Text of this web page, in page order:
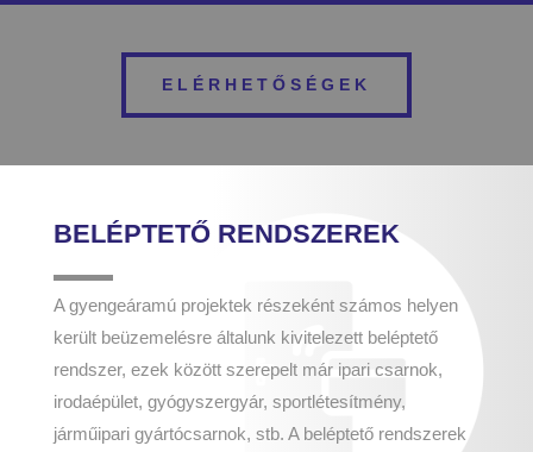
ELÉRHETŐSÉGEK
BELÉPTETŐ RENDSZEREK
A gyengeáramú projektek részeként számos helyen
került beüzemelésre általunk kivitelezett beléptető
rendszer, ezek között szerepelt már ipari csarnok,
irodaépület, gyógyszergyár, sportlétesítmény,
járműipari gyártócsarnok, stb. A beléptető rendszerek